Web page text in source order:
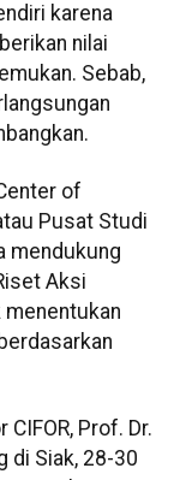
karena
nilai
Sebab,
of
Pusat Studi
mendukung
Aksi
menentukan
Prof. Dr.
di Siak, 28-30